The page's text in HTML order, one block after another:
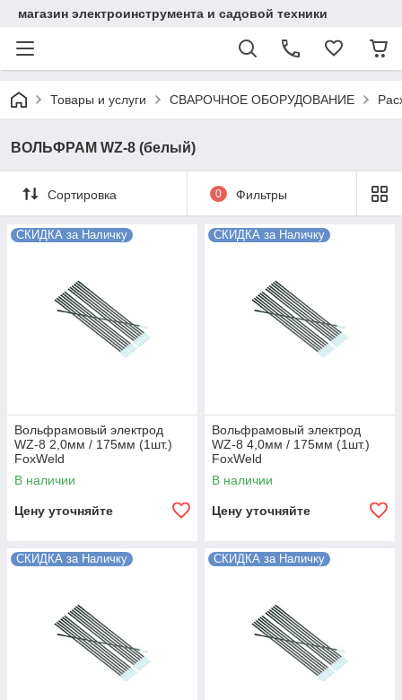
магазин электроинструмента и садовой техники
Товары и услуги СВАРОЧНОЕ ОБОРУДОВАНИЕ
ВОЛЬФРАМ WZ-8 (белый)
Сортировка 0 Фильтры
СКИДКА за Наличку
Вольфрамовый электрод
WZ-8 2,0мм / 175мм (1шт.)
FoxWeld
В наличии
Цену уточняйте
СКИДКА за Наличку
Вольфрамовый электрод
WZ-8 4,0мм / 175мм (1шт.)
FoxWeld
В наличии
Цену уточняйте
СКИДКА за Наличку СКИДКА за Наличку